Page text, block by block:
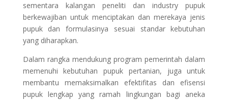
sementara kalangan peneliti dan industry pupuk
berkewajiban untuk menciptakan dan merekaya jenis
pupuk dan formulasinya sesuai standar kebutuhan
yang diharapkan.
Dalam rangka mendukung program pemerintah dalam
memenuhi kebutuhan pupuk pertanian, juga untuk
membantu memaksimalkan efektifitas dan efisensi
pupuk lengkap yang ramah lingkungan bagi aneka